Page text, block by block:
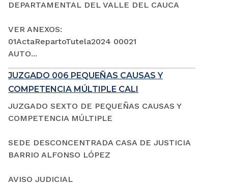
DEPARTAMENTAL DEL VALLE DEL CAUCA
VER ANEXOS:
01ActaRepartoTutela2024 00021
AUTO...
JUZGADO 006 PEQUEÑAS CAUSAS Y
COMPETENCIA MÚLTIPLE CALI
JUZGADO SEXTO DE PEQUEÑAS CAUSAS Y
COMPETENCIA MÚLTIPLE
SEDE DESCONCENTRADA CASA DE JUSTICIA
BARRIO ALFONSO LÓPEZ
AVISO JUDICIAL